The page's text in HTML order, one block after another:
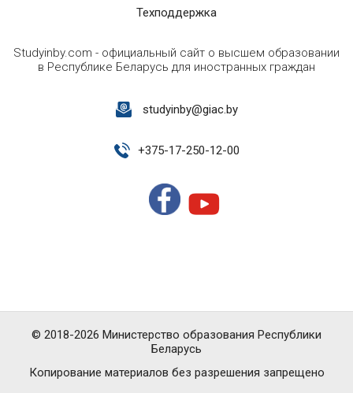
Техподдержка
Studyinby.com - официальный сайт о высшем образовании
в Республике Беларусь для иностранных граждан
studyinby@giac.by
+375-17-250-12-00
Копирование материалов без разрешения запрещено
© 2018-2026 Министерство образования Республики
Беларусь